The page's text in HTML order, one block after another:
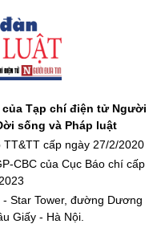
Tạp chí điện tử Người
sống và Pháp luật
cấp ngày 27/2/2020
CBC của Cục Báo chí cấp
Star Tower, đường Dương
Giấy - Hà Nội.